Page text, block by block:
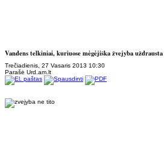
Vandens telkiniai, kuriuose mėgėjiška žvejyba uždrausta
Trečiadienis, 27 Vasaris 2013 10:30
Parašė Urd.am.lt